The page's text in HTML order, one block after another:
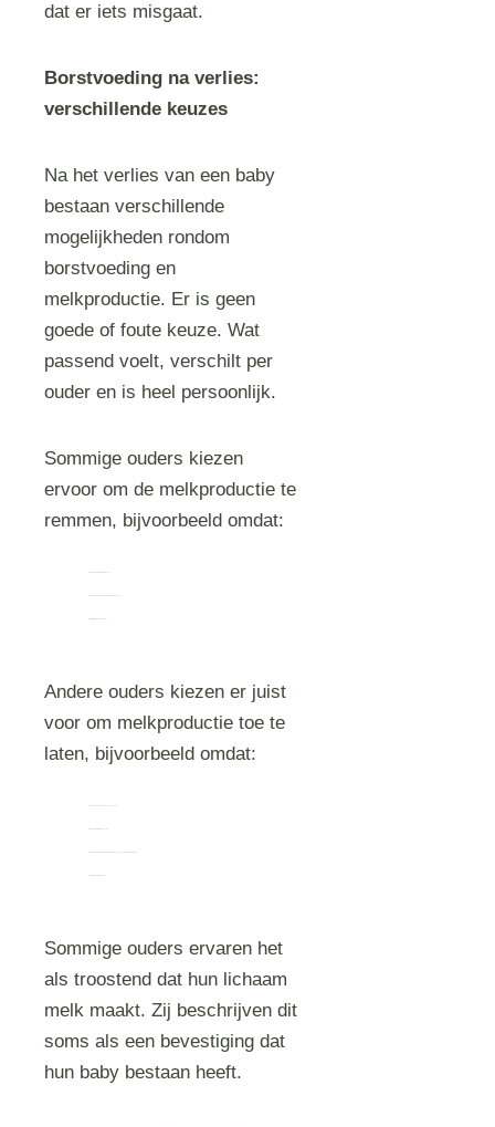
dat er iets misgaat.
Borstvoeding na verlies:
verschillende keuzes
Na het verlies van een baby
bestaan verschillende
mogelijkheden rondom
borstvoeding en
melkproductie. Er is geen
goede of foute keuze. Wat
passend voelt, verschilt per
ouder en is heel persoonlijk.
Sommige ouders kiezen
ervoor om de melkproductie te
remmen, bijvoorbeeld omdat:
Andere ouders kiezen er juist
voor om melkproductie toe te
laten, bijvoorbeeld omdat:
Sommige ouders ervaren het
als troostend dat hun lichaam
melk maakt. Zij beschrijven dit
soms als een bevestiging dat
hun baby bestaan heeft.